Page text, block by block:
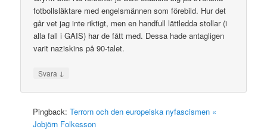
fotbollsläktare med engelsmännen som förebild. Hur det
går vet jag inte riktigt, men en handfull lättledda stollar (i
alla fall i GAIS) har de fått med. Dessa hade antagligen
varit naziskins på 90-talet.
Svara ↓
Pingback:Terrorn och den europeiska nyfascismen «
Jobjörn Folkesson